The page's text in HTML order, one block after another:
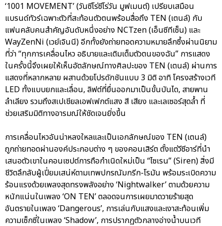
‘1001 MOVEMENT’ (วันซีโร่ซีโร่วัน มูฟเมนต์) เปรียบเสมือน
แบรนด์ทัวร์เฉพาะตัวที่สะท้อนตัวตนพร้อมสื่อถึง TEN (เตนล์) กับ
แฟนคลับคนสำคัญอันดับหนึ่งอย่าง NCTzen (เอ็นซีทีเซ็น) และ
WayZenNi (เวย์เจินนี) อีกทั้งยังถ่ายทอดความหมายลึกซึ้งผ่านนิยาม
ที่ว่า “ทุกการเคลื่อนไหว อธิบายและเติมเต็มตัวตนของฉัน” การแสดง
ในครั้งนี้จึงเผยให้เห็นอัตลักษณ์ทางศิลปะของ TEN (เตนล์) ผ่านการ
แสดงที่หลากหลาย ผสานด้วยโปรดักชันแบบ 3 มิติ อาทิ โครงสร้างเวที
LED ทั้งแบบยกและเลื่อน, ลิฟต์ที่ยื่นออกมาเป็นขั้นบันได, สายพาน
ลำเลียง รวมถึงสเปเชียลเอฟเฟกต์แสง สี เสียง และเลเซอร์สุดล้ำ ที่
ช่วยเสริมมิติทางอารมณ์ให้ชัดเจนยิ่งขึ้น
การเคลื่อนไหวอันน่าหลงใหลและเป็นเอกลักษณ์ของ TEN (เตนล์)
ถูกถ่ายทอดผ่านองค์ประกอบต่าง ๆ ของคอนเสิร์ต ตั้งแต่วีซีอาร์ที่นำ
เสนอตัวเขาในคอนเซปต์การถือกำเนิดใหม่เป็น “ไซเรน” (Siren) สิ่งมี
ชีวิตลึกลับผู้เปี่ยมเสน่ห์ตามเทพปกรณัมกรีก-โรมัน พร้อมระเบิดความ
ร้อนแรงด้วยเพลงสุดทรงพลังอย่าง ‘Nightwalker’ ตามด้วยความ
หนักแน่นในเพลง ‘ON TEN’ ตลอดจนการเผยมาดวายร้ายสุด
อันตรายในเพลง ‘Dangerous’, การเล่นกับแสงและเงาสะท้อนเพิ่ม
ความเซ็กซี่ในเพลง ‘Shadow’, การปรากฏตัวกลางอ่างน้ำบนเวที